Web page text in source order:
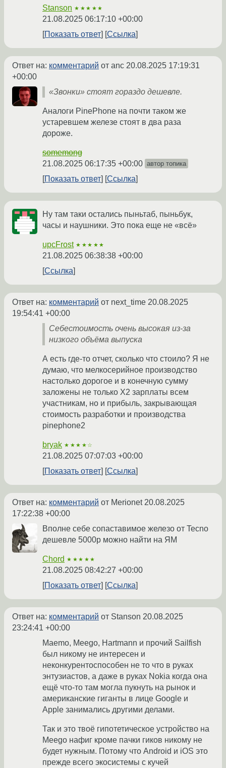
Stanson ★★★★★
21.08.2025 06:17:10 +00:00
Показать ответ
Ссылка
Ответ на: комментарий от anc 20.08.2025 17:19:31
+00:00
«Звонки» стоят гораздо дешевле.
Аналоги PinePhone на почти таком же
устаревшем железе стоят в два раза
дороже.
somemong
21.08.2025 06:17:35 +00:00 автор топика
Показать ответ Ссылка
Ну там таки остались пыньтаб, пыньбук,
часы и наушники. Это пока еще не «всё»
upcFrost ★★★★★
21.08.2025 06:38:38 +00:00
Ссылка
Ответ на: комментарий от next_time 20.08.2025
19:54:41 +00:00
Себестоимость очень высокая из-за
низкого объёма выпуска
А есть где-то отчет, сколько что стоило? Я не
думаю, что мелкосерийное производство
настолько дорогое и в конечную сумму
заложены не только Х2 зарплаты всем
участникам, но и прибыль, закрывающая
стоимость разработки и производства
pinephone2
bryak ★★★★☆
21.08.2025 07:07:03 +00:00
Показать ответ
Ссылка
Ответ на: комментарий от Merionet 20.08.2025
17:22:38 +00:00
Вполне себе сопаставимое железо от Tecno
дешевле 5000р можно найти на ЯМ
Chord ★★★★★
21.08.2025 08:42:27 +00:00
Показать ответ
Ссылка
Ответ на: комментарий от Stanson 20.08.2025
23:24:41 +00:00
Maemo, Meego, Hartmann и прочий Sailfish
был никому не интересен и
неконкурентоспособен не то что в руках
энтузиастов, а даже в руках Nokia когда она
ещё что-то там могла пукнуть на рынок и
американские гиганты в лице Google и
Apple занимались другими делами.
Так и это твоё гипотетическое устройство на
Meego нафиг кроме пачки гиков никому не
будет нужным. Потому что Android и iOS это
прежде всего экосистемы с кучей